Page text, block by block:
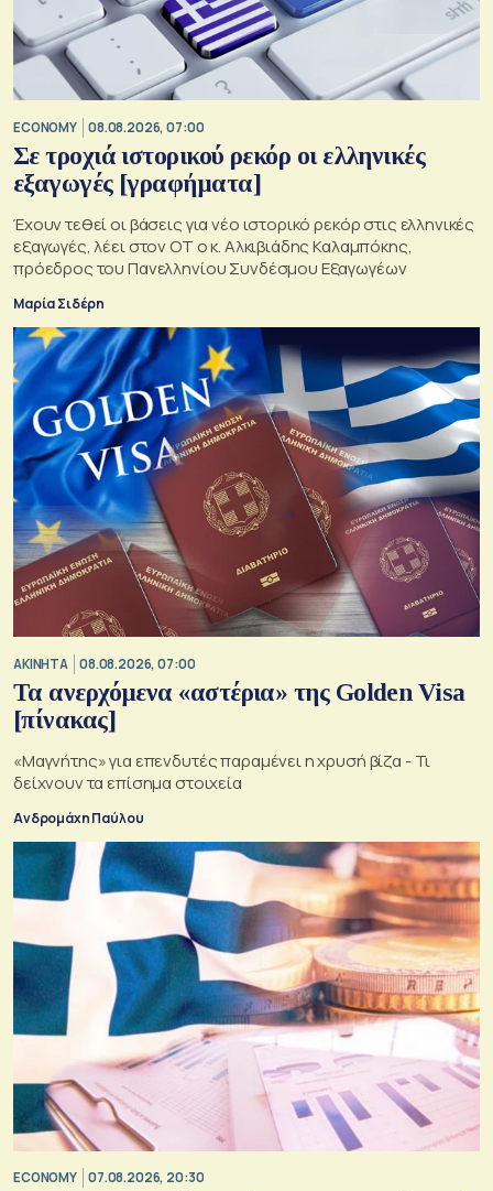
ECONOMY 08.08.2026, 07:00
Σε τροχιά ιστορικού ρεκόρ οι ελληνικές
εξαγωγές [γραφήματα]
Έχουν τεθεί οι βάσεις για νέο ιστορικό ρεκόρ στις ελληνικές
εξαγωγές, λέει στον ΟΤ ο κ. Αλκιβιάδης Καλαμπόκης,
πρόεδρος του Πανελληνίου Συνδέσμου Εξαγωγέων
Μαρία Σιδέρη
ΑΚΙΝΗΤΑ 08.08.2026, 07:00
Τα ανερχόμενα «αστέρια» της Golden Visa
[πίνακας]
«Μαγνήτης» για επενδυτές παραμένει η χρυσή βίζα - Τι
δείχνουν τα επίσημα στοιχεία
Ανδρομάχη Παύλου
ECONOMY 07.08.2026, 20:30